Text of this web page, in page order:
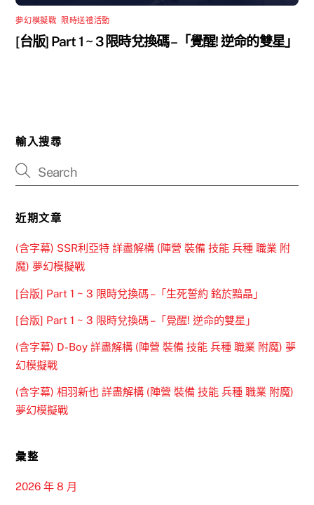
夢幻模擬戰 限時送禮活動
[台版] Part 1 ~ 3 限時兌換碼 –「覺醒! 逆命的雙星」
輸入搜尋
近期文章
(含字幕) SSR利亞特 詳盡解構 (陣營 裝備 技能 兵種 職業 附
魔) 夢幻模擬戰
[台版] Part 1 ~ 3 限時兌換碼 –「生死誓約 銘於黯晶」
[台版] Part 1 ~ 3 限時兌換碼 –「覺醒! 逆命的雙星」
(含字幕) D-Boy 詳盡解構 (陣營 裝備 技能 兵種 職業 附魔) 夢
幻模擬戰
(含字幕) 相羽新也 詳盡解構 (陣營 裝備 技能 兵種 職業 附魔)
夢幻模擬戰
彙整
2026 年 8 月